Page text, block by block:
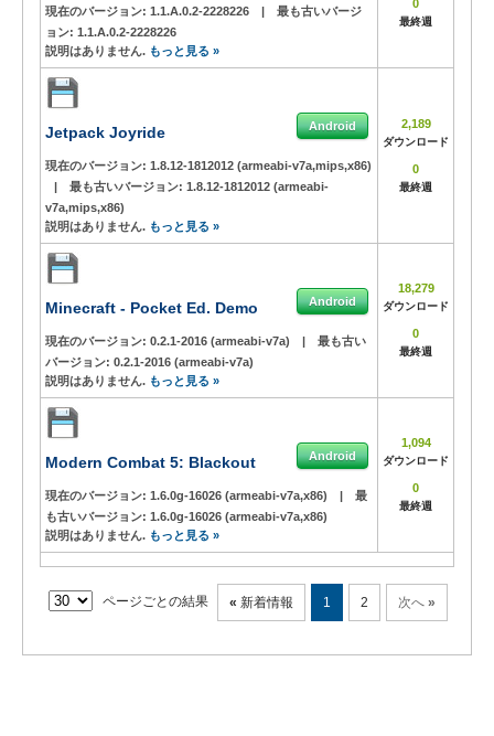
現在のバージョン: 1.1.A.0.2-2228226 |
最も古いバージ
ョン: 1.1.A.0.2-2228226
説明はありません. もっと見る »
0
最終週
Jetpack Joyride Android
現在のバージョン: 1.8.12-1812012 (armeabi-v7a,mips,x86)
|
最も古いバージョン: 1.8.12-1812012 (armeabi-
v7a,mips,x86)
説明はありません. もっと見る »
2,189
ダウンロード
0
最終週
Minecraft - Pocket Ed. Demo Android
現在のバージョン: 0.2.1-2016 (armeabi-v7a) |
最も古い
バージョン: 0.2.1-2016 (armeabi-v7a)
説明はありません. もっと見る »
18,279
ダウンロード
0
最終週
Modern Combat 5: Blackout Android
現在のバージョン: 1.6.0g-16026 (armeabi-v7a,x86) |
最
も古いバージョン: 1.6.0g-16026 (armeabi-v7a,x86)
説明はありません. もっと見る »
1,094
ダウンロード
0
最終週
ページごとの結果 « 新着情報 1 2 次へ »